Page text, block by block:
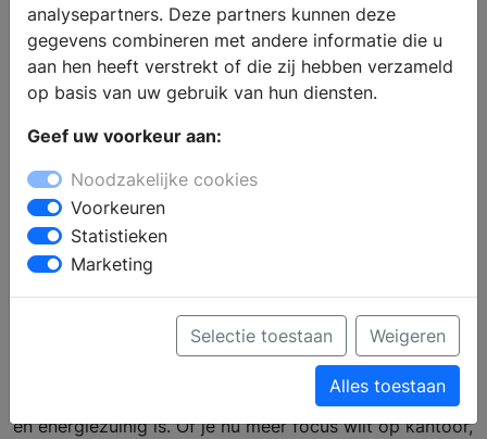
Stylisten met de discipline - Lichtplan
Lichtadvies van een professional
Verlichting doet meer dan je denkt. Het bepaalt de
sfeer, maakt je interieur functioneel en laat jouw
woning, kantoor, hotel of winkel stralen. Een stylist die
gespecialiseerd is in lichtadvies helpt je met een slim
lichtplan dat niet alleen mooi oogt, maar ook praktisch
en energiezuinig is. Of je nu meer focus wilt op kantoor,
analysepartners. Deze partners kunnen deze
gegevens combineren met andere informatie die u
aan hen heeft verstrekt of die zij hebben verzameld
op basis van uw gebruik van hun diensten.
Geef uw voorkeur aan:
Noodzakelijke cookies
Voorkeuren
Statistieken
Marketing
Selectie toestaan Weigeren
Alles toestaan